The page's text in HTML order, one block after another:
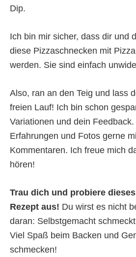
Dip.
Ich bin mir sicher, dass dir und
diese Pizzaschnecken mit
werden. Sie sind einfach
Also, ran an den Teig und lass
freien Lauf! Ich bin schon
Variationen und dein
Erfahrungen und Fotos gerne
Kommentaren. Ich freue mich
hören!
Trau dich und probiere
Rezept aus! Du wirst es nicht
daran: Selbstgemacht
Viel Spaß beim Backen und
schmecken!